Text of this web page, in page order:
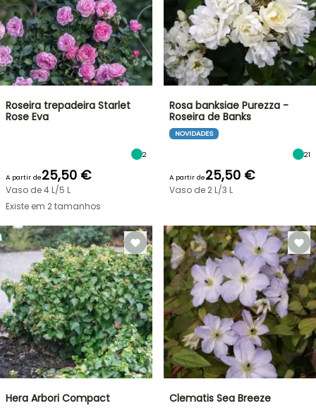
Roseira trepadeira Starlet
Rose Eva
2
A partir de25,50 €
Vaso de 4 L/5 L
Existe em 2 tamanhos
Rosa banksiae Purezza -
Roseira de Banks
NOVIDADES
21
A partir de25,50 €
Vaso de 2 L/3 L
Hera Arbori Compact Clematis Sea Breeze